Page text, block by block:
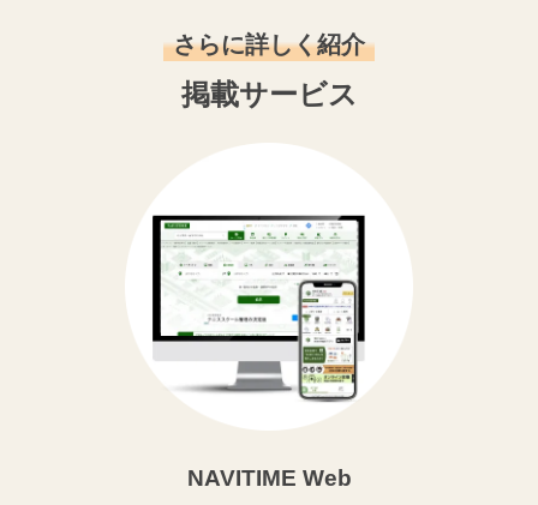
さらに詳しく紹介
掲載サービス
NAVITIME Web